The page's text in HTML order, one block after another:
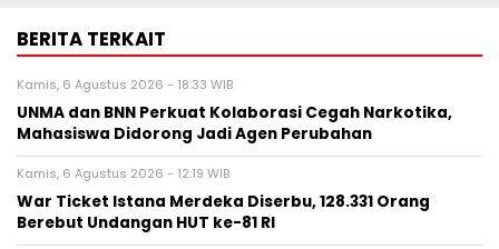
BERITA TERKAIT
Kamis, 6 Agustus 2026 - 18:33 WIB
UNMA dan BNN Perkuat Kolaborasi Cegah Narkotika,
Mahasiswa Didorong Jadi Agen Perubahan
Kamis, 6 Agustus 2026 - 12:19 WIB
War Ticket Istana Merdeka Diserbu, 128.331 Orang
Berebut Undangan HUT ke-81 RI